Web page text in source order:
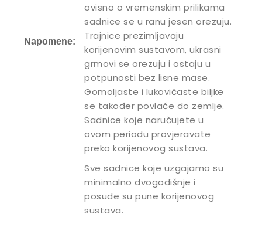
Napomene:
ovisno o vremenskim prilikama
sadnice se u ranu jesen orezuju.
Trajnice prezimljavaju
korijenovim sustavom, ukrasni
grmovi se orezuju i ostaju u
potpunosti bez lisne mase.
Gomoljaste i lukovičaste biljke
se također povlače do zemlje.
Sadnice koje naručujete u
ovom periodu provjeravate
preko korijenovog sustava.
Sve sadnice koje uzgajamo su
minimalno dvogodišnje i
posude su pune korijenovog
sustava.